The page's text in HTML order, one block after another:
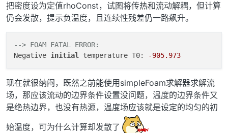
把密度设为定值rhoConst，试图将传热和流动解耦，但计算
仍会发散，提示负温度，且连续性残差仍一路飙升。
--> FOAM FATAL ERROR:
Negative initial temperature T0: -905.973
现在就很纳闷，既然之前能使用simpleFoam求解器求解流
场，那应该流动的边界条件设置没问题，温度的边界条件又
是绝热边界，也没有热源，温度场应该就是设定的均匀的初
始温度，可为什么计算却发散了